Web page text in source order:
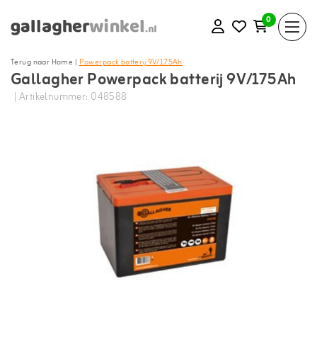
0
Terug naar Home |Powerpack batterij 9V/175Ah
Gallagher Powerpack batterij 9V/175Ah
| Artikelnummer: 048588